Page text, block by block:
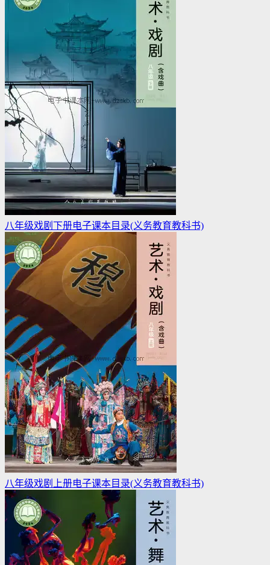
八年级戏剧下册电子课本目录(义务教育教科书)
八年级戏剧上册电子课本目录(义务教育教科书)